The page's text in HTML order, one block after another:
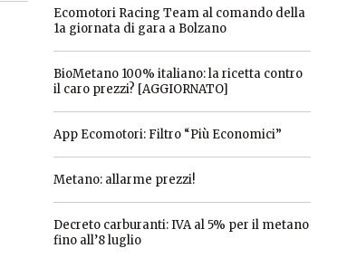
Ecomotori Racing Team al comando della
1a giornata di gara a Bolzano
BioMetano 100% italiano: la ricetta contro
il caro prezzi? [AGGIORNATO]
App Ecomotori: Filtro “Più Economici”
Metano: allarme prezzi!
Decreto carburanti: IVA al 5% per il metano
fino all’8 luglio